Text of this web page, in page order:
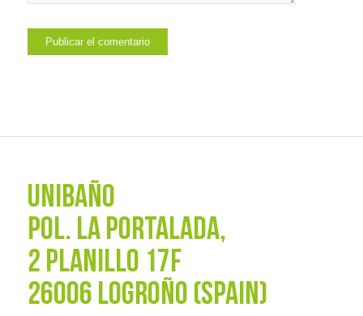
UNIBAÑO
POL. La Portalada,
2 PLANILLO 17F
26006 LOGROÑO (SPAIN)